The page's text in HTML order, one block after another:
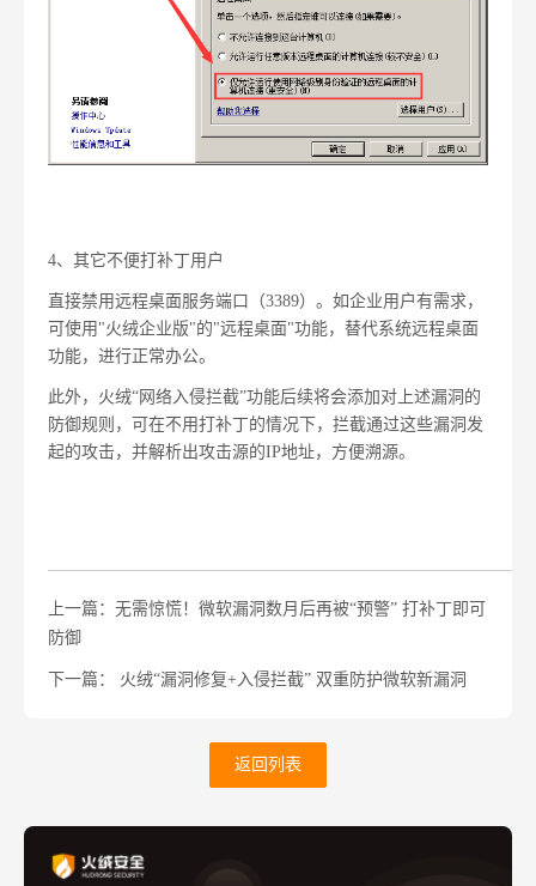
4、其它不便打补丁用户
直接禁用远程桌面服务端口（3389）。如企业用户有需求，
可使用"火绒企业版"的"远程桌面"功能，替代系统远程桌面
功能，进行正常办公。
此外，火绒“网络入侵拦截”功能后续将会添加对上述漏洞的
防御规则，可在不用打补丁的情况下，拦截通过这些漏洞发
起的攻击，并解析出攻击源的IP地址，方便溯源。
上一篇：无需惊慌！微软漏洞数月后再被“预警” 打补丁即可
防御
下一篇： 火绒“漏洞修复+入侵拦截” 双重防护微软新漏洞
返回列表